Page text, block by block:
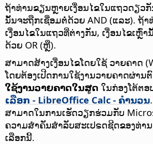
ຖ້າທ່ານຂຽນຫຼາຍເງື່ອນໄຂໃນແຖວດຽວກັ
ນັ້ນຈະຖືກເຊື່ອມຕໍ່ດ້ວຍ AND (ແລະ). ຖ້
ເງື່ອນໄຂໃນແຖວທີ່ຕ່າງກັນ, ເງື່ອນໄຂເຫຼົ່
ດ້ວຍ OR (ຫຼື).
ສາມາດສ້າງເງື່ອນໄຂໂດຍໃຊ້ ວາຍຄາດ
ໂດຍຕ້ອງເປີດການໃຊ້ງານວາຍຄາດຜ່ານ
ໃຊ້ງານວາຍຄາດໃນສູດ ໃນກ່ອງໂຕ້ຕອ
ເລືອກ - LibreOffice Calc - ຄຳນວນ
ສາມາດໃນການເຮັດວຽກຮ່ວມກັບ
ຄວາມສຳຄັນສຳລັບສະເປຣດຊີດຂອງທ່າ
ເລືອກນີ້.